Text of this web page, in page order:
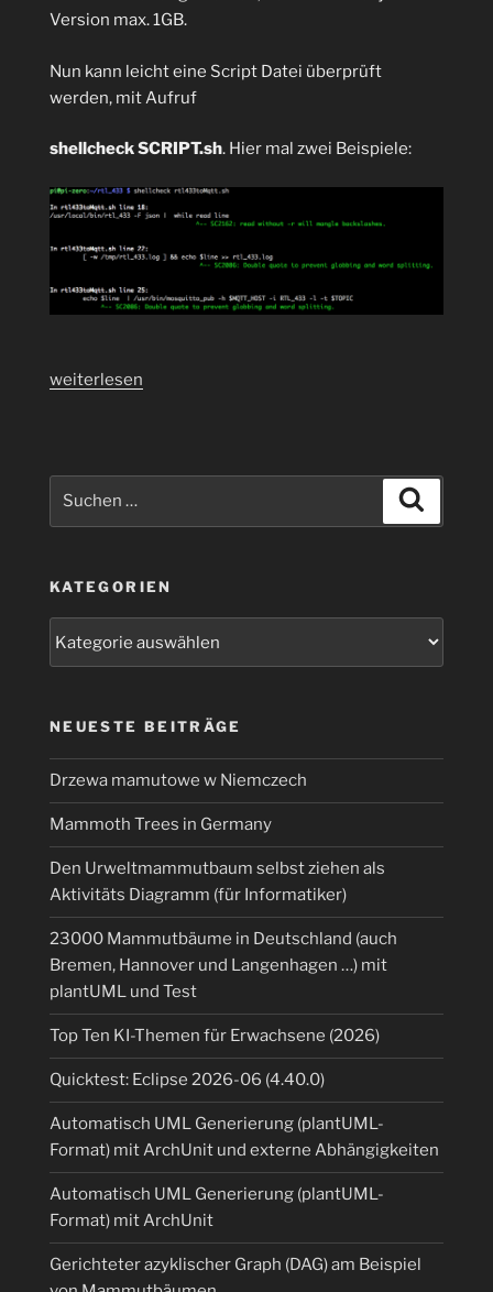
Version max. 1GB.
Nun kann leicht eine Script Datei überprüft
werden, mit Aufruf
shellcheck SCRIPT.sh. Hier mal zwei Beispiele:
„Shell
ShellCheck
auch
Raspberry
Pi
(Zero
W)
5
möglich
und
auch
JUnit
via
xslt“
weiterlesen
KATEGORIEN
NEUESTE BEITRÄGE
Drzewa mamutowe w Niemczech
Mammoth Trees in Germany
Den Urweltmammutbaum selbst ziehen als
Aktivitäts Diagramm (für Informatiker)
23000 Mammutbäume in Deutschland (auch
Bremen, Hannover und Langenhagen …) mit
plantUML und Test
Top Ten KI-Themen für Erwachsene (2026)
Quicktest: Eclipse 2026-06 (4.40.0)
Automatisch UML Generierung (plantUML-
Format) mit ArchUnit und externe Abhängigkeiten
Automatisch UML Generierung (plantUML-
Format) mit ArchUnit
Gerichteter azyklischer Graph (DAG) am Beispiel